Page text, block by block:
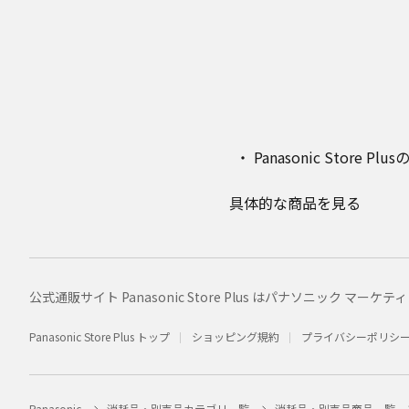
Panasonic Store Plus
具体的な商品を見る
公式通販サイト Panasonic Store Plus はパナソニック マーケテ
Panasonic Store Plus トップ ショッピング規約 プライバシーポリシー